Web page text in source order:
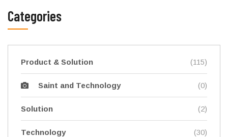
Categories
Product & Solution (115)
Saint and Technology (0)
Solution (2)
Technology (30)